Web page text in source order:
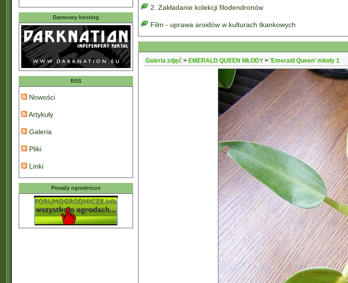
Darmowy hosting
RSS
Nowości
Artykuły
Galeria
Pliki
Linki
Porady ogrodnicze
2. Zakładanie kolekcji filodendronów
Film - uprawa aroidów w kulturach tkankowych
Galeria zdjęć > EMERALD QUEEN MŁODY > 'Emerald Queen' młody 1